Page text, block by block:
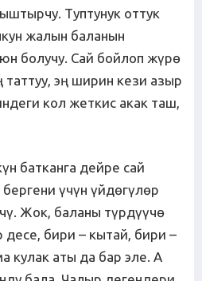
Туптунук оттук
жалын баланын
болучу. Сай бойлоп жүрө
эң ширин кези азыр
кол жеткис акак таш,
батканга дейре сай
үчүн үйдөгүлөр
Жок, баланы түрдүүчө
десе, бири – кытай, бири –
кулак аты да бар эле. А